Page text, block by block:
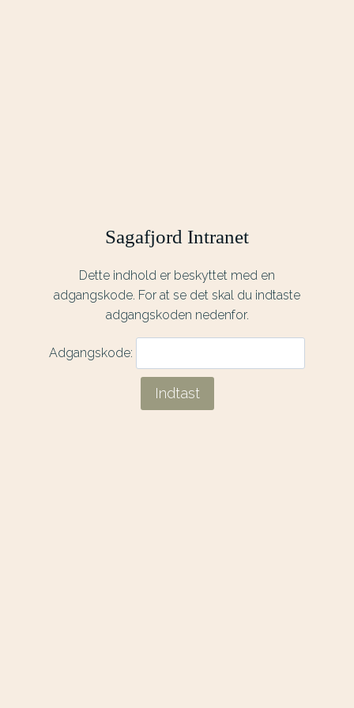
Dette indhold er beskyttet med en
adgangskode. For at se det skal du indtaste
adgangskoden nedenfor.
Adgangskode: